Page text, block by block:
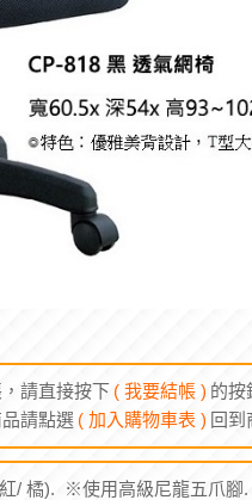
請直接按下 ( 我要結帳 ) 的按
請點選 ( 加入購物車表 ) 回到
/ 橘). ※使用高級尼龍五爪